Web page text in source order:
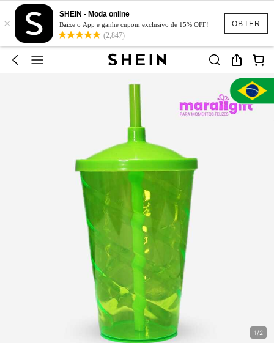
OBTER
×
SHEIN - Moda online
Baixe o App e ganhe cupom exclusivo de 15% OFF!
(2,847)
1/2